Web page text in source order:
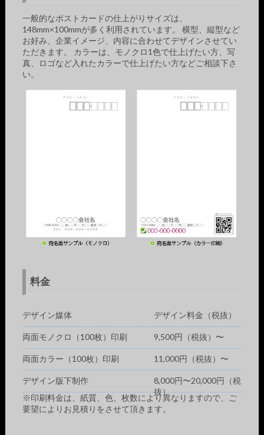
一般的なポストカードの仕上がりサイズは、
148mm×100mmが多く利用されています。 横型、縦型など
お好み、企業イメージ、内容に合わせてデザインさせてい
ただきます。 カラーは、モノクロ1色で仕上げたい方、写
真、ロゴなど入れたカラーで仕上げたい方などご相談下さ
い。
料金
デザイン媒体 デザイン料金（税抜）
両面モノクロ（100枚）印刷 9,500円（税抜）〜
両面カラー（100枚）印刷 11,000円（税抜）〜
デザイン版下制作
8,000円〜20,000円（税
抜）
※印刷料金は、紙質、色、枚数により異なりますので、ご
要望によりお見積りをさせて頂きます。